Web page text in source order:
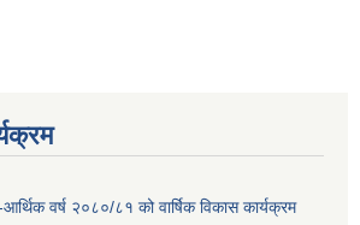
वर्ष २०८०/८१ को वार्षिक विकास कार्यक्रम